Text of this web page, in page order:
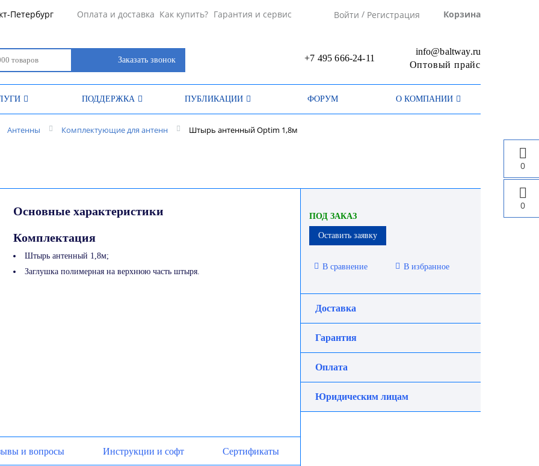
Петербург Оплата и доставка Как купить? Гарантия и сервис Войти / Регистрация Корзина
0
0
Заказать звонок +7 495 666-24-11
info@baltway.ru
Оптовый прайс
ПОДДЕРЖКА ПУБЛИКАЦИИ ФОРУМ О КОМПАНИИ
Антенны Комплектующие для антенн Штырь антенный Optim 1,8м
Основные характеристики
Комплектация
Штырь антенный 1,8м;
Заглушка полимерная на верхнюю часть штыря.
и вопросы Инструкции и софт Сертификаты
ПОД ЗАКАЗ
Оставить заявку
В сравнение В избранное
Доставка
Гарантия
Оплата
Юридическим лицам